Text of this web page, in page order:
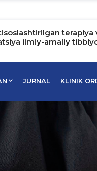
terapiya
ilmiy-amaliy
JURNAL KLINIK